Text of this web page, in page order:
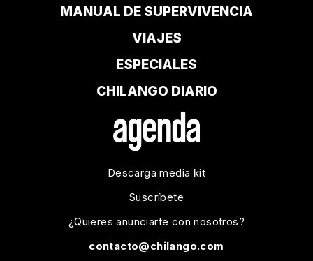
MANUAL DE SUPERVIVENCIA
VIAJES
ESPECIALES
CHILANGO DIARIO
Descarga media kit
Suscríbete
¿Quieres anunciarte con nosotros?
contacto@chilango.com